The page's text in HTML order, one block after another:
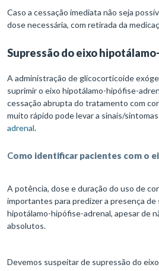
Caso a cessação imediata não seja
dose necessária, com retirada da
Supressão do eixo
A administração de glicocorticoide
suprimir o eixo hipotálamo-hipófise-
cessação abrupta do tratamento com
muito rápido pode levar a sinais/
adrenal.
Como identificar pacientes com o
A potência, dose e duração do uso de
importantes para predizer a presença de
hipotálamo-hipófise-adrenal, apesar de
absolutos.
Devemos suspeitar de supressão do